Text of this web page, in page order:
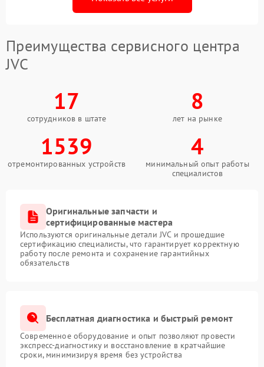
Преимущества сервисного центра
JVC
17
сотрудников в штате
8
лет на рынке
1539
отремонтированных устройств
4
минимальный опыт работы
специалистов
Оригинальные запчасти и
сертифицированные мастера
Используются оригинальные детали JVC и прошедшие
сертификацию специалисты, что гарантирует корректную
работу после ремонта и сохранение гарантийных
обязательств
Бесплатная диагностика и быстрый ремонт
Современное оборудование и опыт позволяют провести
экспресс-диагностику и восстановление в кратчайшие
сроки, минимизируя время без устройства